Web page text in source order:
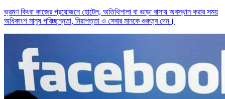
ভ্রমণ কিংবা কাজের প্রয়োজনে হোটেল, অতিথিশালা বা ভাড়া বাসায় অবস্থান করার সময়
অধিকাংশ মানুষ পরিচ্ছন্নতা, নিরাপত্তা ও সেবার মানকে গুরুত্ব দেন।